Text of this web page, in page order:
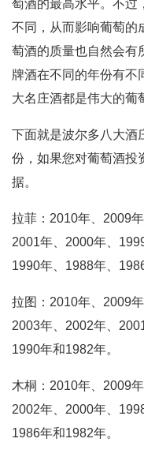
萄酒的最高水平。不过
不同，从而影响葡萄的
萄酒的质量也自然会有
牌酒在不同的年份有不
大名庄酒都是伟大的葡
下面就是波尔多八大酒
份，如果您对葡萄酒投
据。
拉菲：2010年、2009
2001年、2000年、
1990年、1988年、
拉图：2010年、2009
2003年、2002年、
1990年和1982年。
木桐：2010年、2009
2002年、2000年、
1986年和1982年。